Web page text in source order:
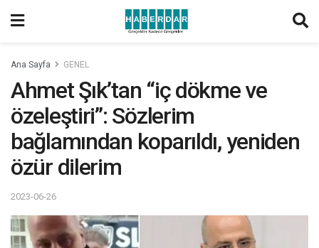
Ana Sayfa GENEL
Ahmet Şık’tan “iç dökme ve
özeleştiri”: Sözlerim
bağlamından koparıldı, yeniden
özür dilerim
2023-06-26